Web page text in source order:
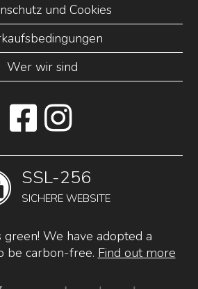
und Cookies
Wer wir sind
SSL-256
SICHERE WEBSITE
green! We have adopted a
be carbon-free. Find out more